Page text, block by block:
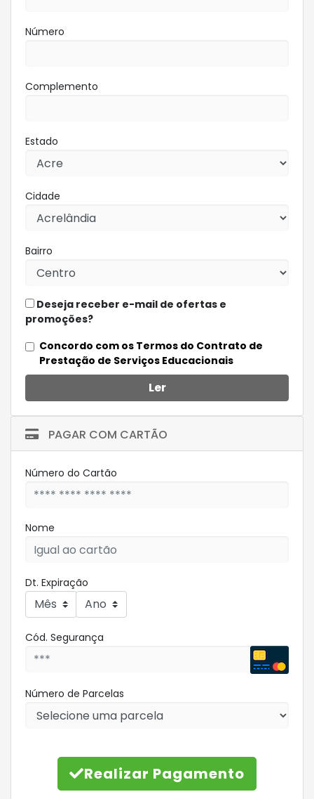
Número
Complemento
Estado
Cidade
Bairro
Deseja receber e-mail de ofertas e
promoções?
Concordo com os Termos do Contrato de
Prestação de Serviços Educacionais
Ler
PAGAR COM CARTÃO
Número do Cartão
Nome
Dt. Expiração
Cód. Segurança
Número de Parcelas
Realizar Pagamento